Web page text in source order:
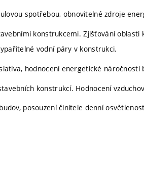
spotřebou, obnovitelné zdroje
konstrukcemi. Zjišťování oblasti
vodní páry v konstrukci.
hodnocení energetické náročnosti
konstrukcí. Hodnocení
posouzení činitele denní